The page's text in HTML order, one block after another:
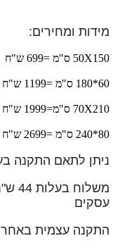
מידות ומחירים:
50X150 ס"מ =699 ש"ח
60*180 ס"מ =1199 ש"ח
70X210 ס"מ=1999 ש"ח
80*240 ס"מ =2699 ש"ח
ניתן לתאם התקנה בעלות
עסקים
התקנה עצמית